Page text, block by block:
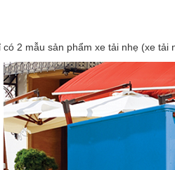
2 mẫu sản phẩm xe tải nhẹ (xe